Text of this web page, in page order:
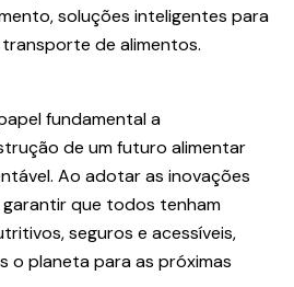
soluções inteligentes para
de alimentos.
fundamental a
de um futuro alimentar
Ao adotar as inovações
que todos tenham
seguros e acessíveis,
o planeta para as próximas